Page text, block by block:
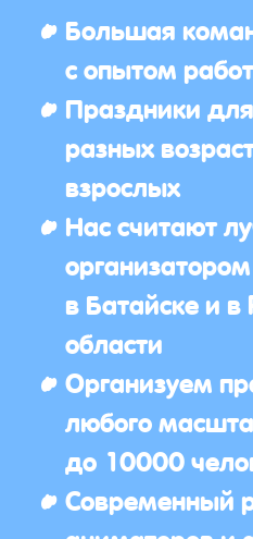
Большая
с опытом
Праздники
разных
взрослых
Нас считают
в Батайске и в
области
Организуем
любого
до 10000
Современный